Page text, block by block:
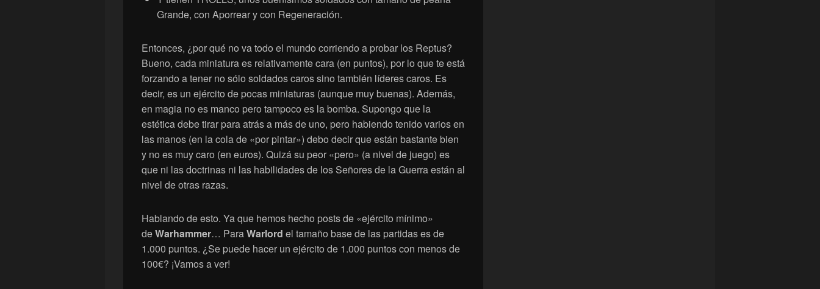
Grande, con Aporrear y con Regeneración.
Entonces, ¿por qué no va todo el mundo corriendo a probar los Reptus?
Bueno, cada miniatura es relativamente cara (en puntos), por lo que te está
forzando a tener no sólo soldados caros sino también líderes caros. Es
decir, es un ejército de pocas miniaturas (aunque muy buenas). Además,
en magia no es manco pero tampoco es la bomba. Supongo que la
estética debe tirar para atrás a más de uno, pero habiendo tenido varios en
las manos (en la cola de «por pintar») debo decir que están bastante bien
y no es muy caro (en euros). Quizá su peor «pero» (a nivel de juego) es
que ni las doctrinas ni las habilidades de los Señores de la Guerra están al
nivel de otras razas.
Hablando de esto. Ya que hemos hecho posts de «ejército mínimo»
deWarhammer… ParaWarlord el tamaño base de las partidas es de
1.000 puntos. ¿Se puede hacer un ejército de 1.000 puntos con menos de
100€? ¡Vamos a ver!